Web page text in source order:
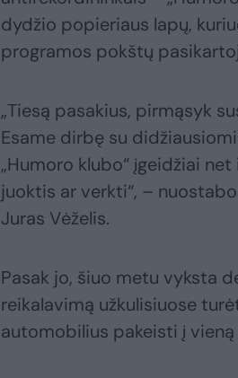
dydžio popieriaus lapų,
programos pokštų
„Tiesą pasakius, pirmąsyk
Esame dirbę su
„Humoro klubo“ įgeidžiai
juoktis ar verkti“, –
Juras Vėželis.
Pasak jo, šiuo metu vyksta
reikalavimą užkulisiuose
automobilius pakeisti į